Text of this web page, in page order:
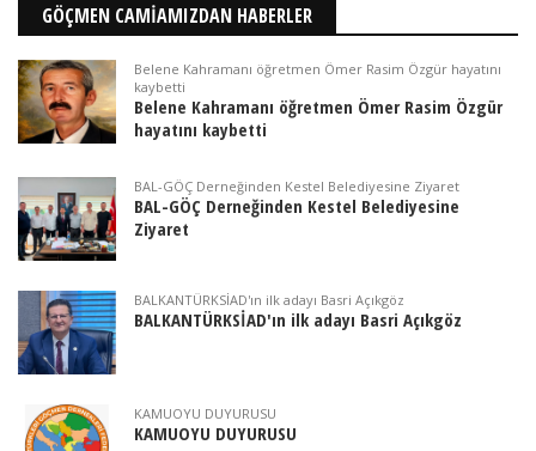
GÖÇMEN CAMİAMIZDAN HABERLER
Belene Kahramanı öğretmen Ömer Rasim Özgür hayatını
kaybetti
Belene Kahramanı öğretmen Ömer Rasim Özgür
hayatını kaybetti
BAL-GÖÇ Derneğinden Kestel Belediyesine Ziyaret
BAL-GÖÇ Derneğinden Kestel Belediyesine
Ziyaret
BALKANTÜRKSİAD'ın ilk adayı Basri Açıkgöz
BALKANTÜRKSİAD'ın ilk adayı Basri Açıkgöz
KAMUOYU DUYURUSU
KAMUOYU DUYURUSU